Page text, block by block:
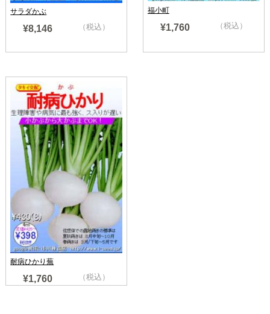
サラダかぶ
¥8,146 （税込）
福小町
¥1,760 （税込）
耐病ひかり蕪
¥1,760 （税込）